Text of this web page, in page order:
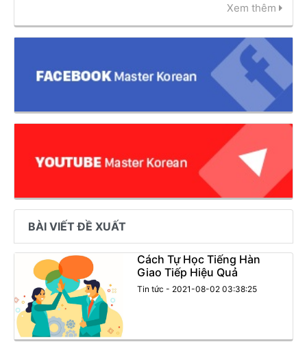
Xem thêm
BÀI VIẾT ĐỀ XUẤT
Cách Tự Học Tiếng Hàn
Giao Tiếp Hiệu Quả
Tin tức - 2021-08-02 03:38:25